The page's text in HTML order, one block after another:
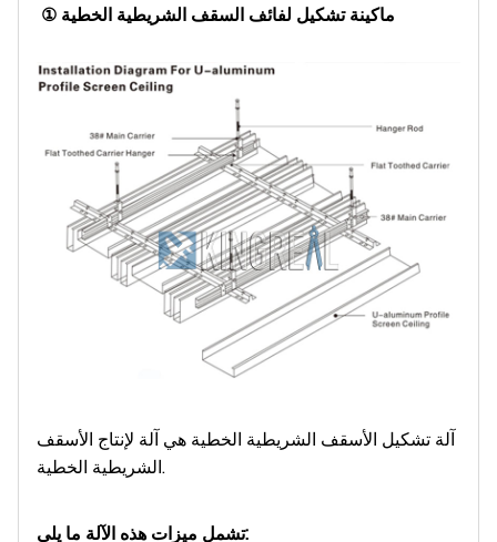
① ماكينة تشكيل لفائف السقف الشريطية الخطية
آلة تشكيل الأسقف الشريطية الخطية هي آلة لإنتاج الأسقف
الشريطية الخطية.
تشمل ميزات هذه الآلة ما يلي: